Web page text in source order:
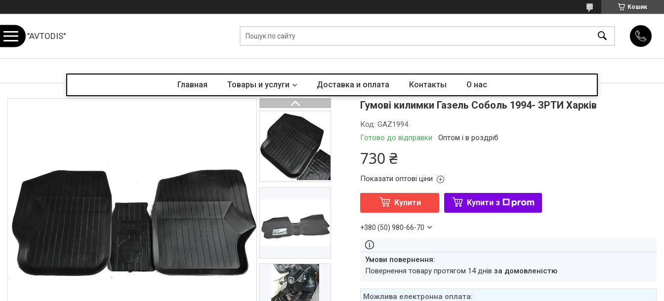
Кошик
"AVTODIS"
Главная Товары и услуги Доставка и оплата Контакты О нас
Гумові килимки Газель Соболь 1994- ЗРТИ Харків
Готово до відправки Оптом і в роздріб
Код:GAZ1994
730 ₴
Показати оптові ціни
Купити Купити з
+380 (50) 980-66-70
повернення товару протягом 14 днівза домовленістю